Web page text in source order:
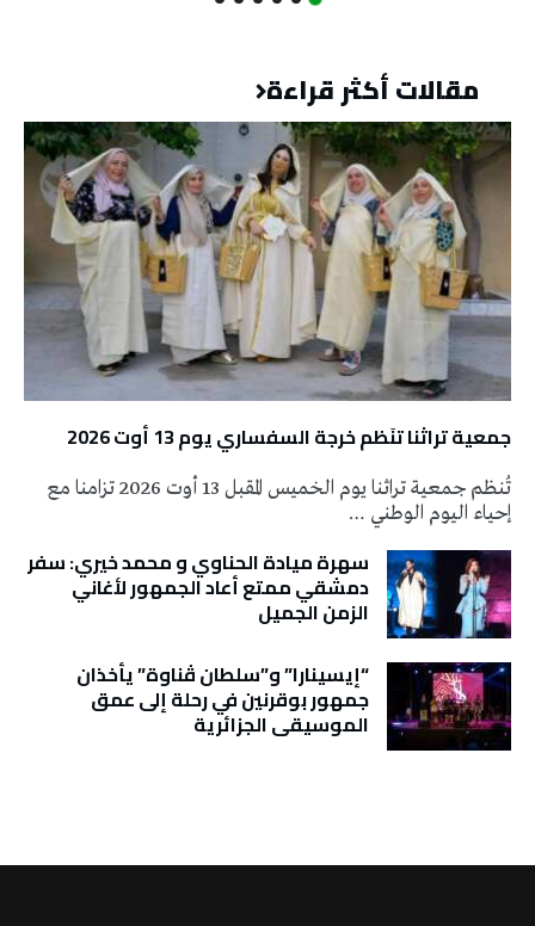
مقالات أكثر قراءة
جمعية تراثنا تنَظم خرجة السفساري يوم 13 أوت 2026
تُنظم جمعية تراثنا يوم الخميس المقبل 13 أوت 2026 تزامنا مع
إحياء اليوم الوطني …
سهرة ميادة الحناوي و محمد خيري: سفر
دمشقي ممتع أعاد الجمهور لأغاني
الزمن الجميل
“إيسينارا” و”سلطان ڤناوة” يأخذان
جمهور بوقرنين في رحلة إلى عمق
الموسيقى الجزائرية